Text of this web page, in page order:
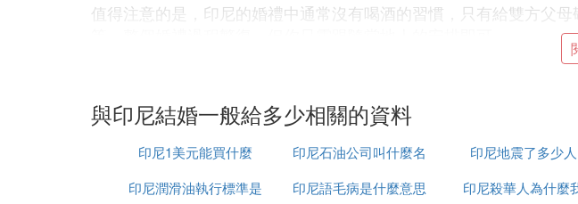
值得注意的是，印尼的婚禮中通常沒有喝酒的習慣，只有給雙方父
會住在平房中，巴厘島地區則較少有公寓。
希望這些信息對你有所幫助。如果有任何問題，歡迎隨時咨詢。
❻ 印度小伙娶71歲老太為妻，給了89元彩禮，結婚多
與印尼結婚一般給多少相關的資料
印尼1美元能買什麼
印尼石油公司叫什麼名
字
印尼地震了多少人
印尼潤滑油執行標準是
印尼語毛病是什麼意思 印尼殺華人為什麼